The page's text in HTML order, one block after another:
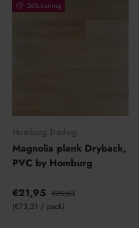
26% korting
Homburg Trading
Magnolia plank Dryback,
PVC by Homburg
€21,95 €29,63
Eenheid prijs
€73,31 / pack